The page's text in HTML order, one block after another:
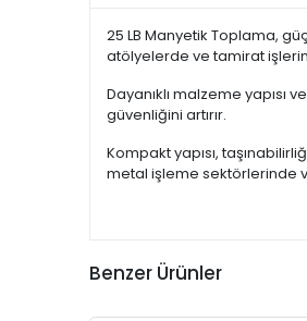
25 LB Manyetik Toplama,
atölyelerde ve tamirat
Dayanıklı malzeme yapısı
güvenliğini artırır.
Kompakt yapısı,
metal işleme sektörlerinde
Benzer Ürünler